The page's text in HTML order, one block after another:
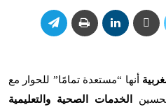
أنها “مستعدة تمامًا” للحوار مع
الخدمات الصحية والتعليمية